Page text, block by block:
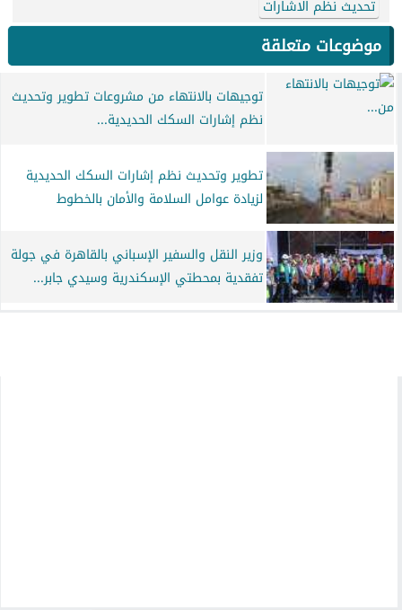
تحديث نظم الاشارات
موضوعات متعلقة
توجيهات بالانتهاء من مشروعات تطوير وتحديث
نظم إشارات السكك الحديدية...
تطوير وتحديث نظم إشارات السكك الحديدية
لزيادة عوامل السلامة والأمان بالخطوط
وزير النقل والسفير الإسباني بالقاهرة في جولة
تفقدية بمحطتي الإسكندرية وسيدي جابر...